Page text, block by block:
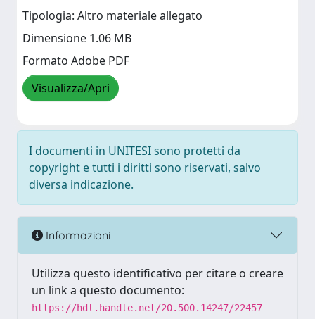
Tipologia: Altro materiale allegato
Dimensione 1.06 MB
Formato Adobe PDF
Visualizza/Apri
I documenti in UNITESI sono protetti da
copyright e tutti i diritti sono riservati, salvo
diversa indicazione.
Informazioni
Utilizza questo identificativo per citare o creare
un link a questo documento:
https://hdl.handle.net/20.500.14247/22457